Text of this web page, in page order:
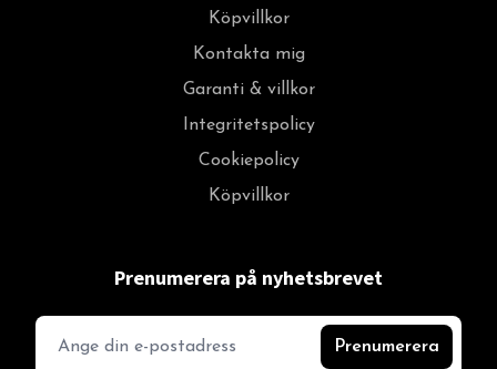
Köpvillkor
Kontakta mig
Garanti & villkor
Integritetspolicy
Cookiepolicy
Köpvillkor
Prenumerera på nyhetsbrevet
Prenumerera